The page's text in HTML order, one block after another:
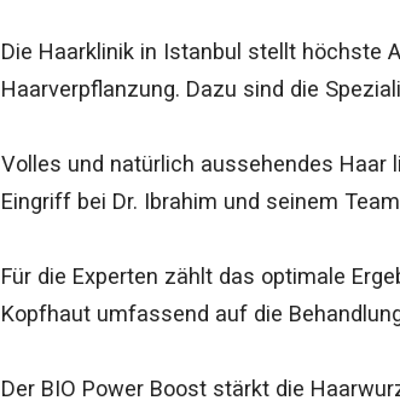
Die Haarklinik in Istanbul stellt höchste
Haarverpflanzung. Dazu sind die
Volles und natürlich aussehendes Haar
Eingriff bei Dr. Ibrahim und seinem
Für die Experten zählt das optimale
Kopfhaut umfassend auf die
Der BIO Power Boost stärkt die